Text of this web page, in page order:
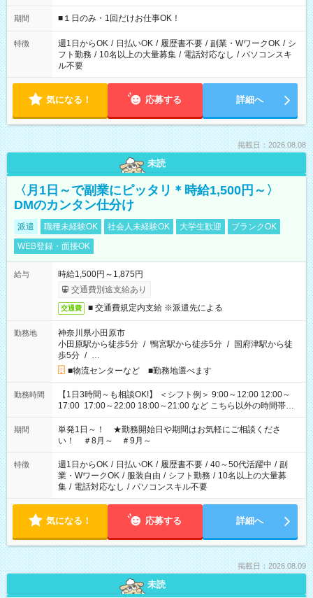
etc ★最短で3時間で5,120円のお仕事から 15時間で2万円近く稼
げるお仕事も！ ご希望のお時間に合わせてご紹介！ ※シフトは
ください！
期間 ■１日のみ・1回だけお仕事OK！
特徴 週1日からOK / 日払いOK / 履歴書不要 / 副業・WワークOK / シ
フト勤務 / 10名以上の大量募集 / 電話対応なし / パソコンスキ
ル不要
気になる！ 応募する 詳細へ
掲載日：2026.08.08
未読
〈月1日～で副業にピッタリ＊時給1,500円～〉
DMのカンタン仕分け
派遣 職種未経験OK 社会人未経験OK 大学生歓迎
ブランクOK
WEB登録・面接OK
給与
時給1,500円～1,875円
交通費別途支給あり
交通費 ■ 交通費規定内支給 ※派遣先による
勤務地
神奈川県小田原市
小田原駅から徒歩5分 / 鴨宮駅から徒歩5分 / 国府津駅から徒
歩5分 / …
■物流センターなど ■勤務地選べます
勤務時間
【1日3時間～も相談OK!】 ＜シフト例＞ 9:00～12:00 12:00～
17:00 17:00～22:00 18:00～21:00 など こちら以外の時間帯も
お気軽にご相談ください！
期間
単発1日～！ ★勤務開始日や期間はお気軽にご相談くださ
い！ ＃8月～ ＃9月～
特徴 週1日からOK / 日払いOK / 履歴書不要 / 40～50代活躍中 / 副
業・WワークOK / 服装自由 / シフト勤務 / 10名以上の大量募
集 / 電話対応なし / パソコンスキル不要
気になる！ 応募する 詳細へ
掲載日：2026.08.09
未読